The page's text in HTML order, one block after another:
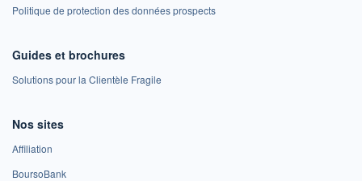
Politique de protection des données prospects
Guides et brochures
Solutions pour la Clientèle Fragile
Nos sites
Affiliation
BoursoBank